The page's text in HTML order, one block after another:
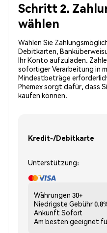
Schritt 2.
wählen
Wählen Sie
Debitkarten,
Ihr Konto aufzuladen.
sofortiger Verarbeitung in
Mindestbeträge
Phemex sorgt dafür, dass
kaufen können.
Kredit-/Debitkarte
Unterstützung:
Währungen 30+
Niedrigste Gebühr
Ankunft Sofort
Am besten geeignet